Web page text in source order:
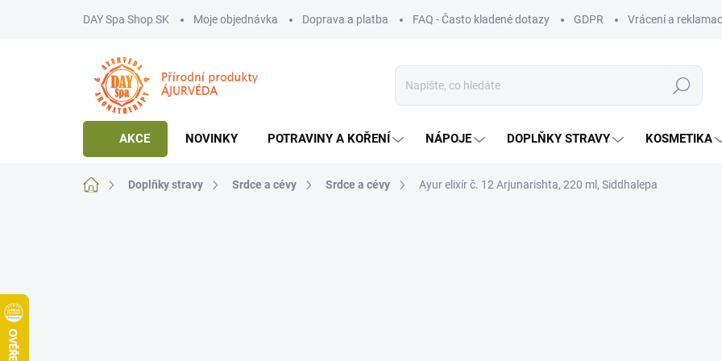
DAY Spa Shop SK Moje objednávka Doprava a platba FAQ - Často kladené dotazy GDPR Vrácení a
Hledat
AKCE NOVINKY POTRAVINY A KOŘENÍ NÁPOJE DOPLŇKY STRAVY KOSMETIKA
Domů Doplňky stravy Srdce a cévy Srdce a cévy Ayur elixír č. 12 Arjunarishta, 220 ml, Siddhalepa